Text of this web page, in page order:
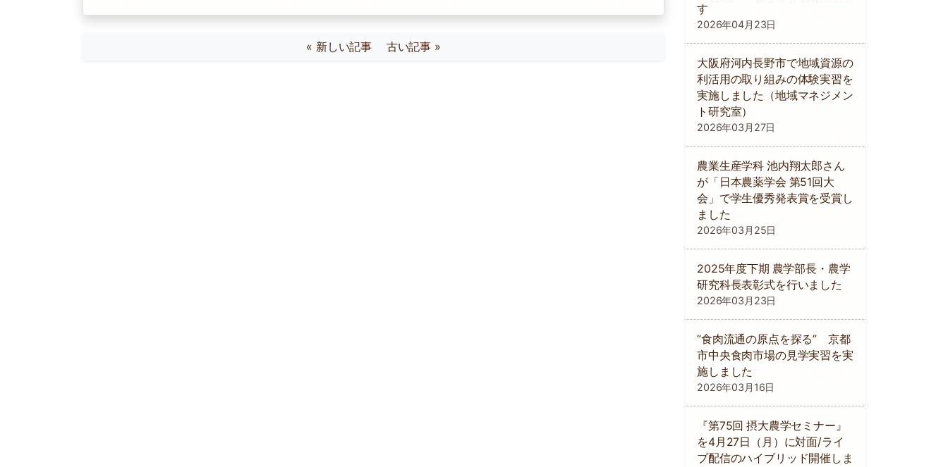
« 新しい記事 古い記事 »
す
2026年04月23日
大阪府河内長野市で地域資源の
利活用の取り組みの体験実習を
実施しました（地域マネジメン
ト研究室）
2026年03月27日
農業生産学科 池内翔太郎さん
が「日本農薬学会 第51回大
会」で学生優秀発表賞を受賞し
ました
2026年03月25日
2025年度下期 農学部長・農学
研究科長表彰式を行いました
2026年03月23日
”食肉流通の原点を探る” 京都
市中央食肉市場の見学実習を実
施しました
2026年03月16日
『第75回 摂大農学セミナー』
を4月27日（月）に対面/ライ
ブ配信のハイブリッド開催しま